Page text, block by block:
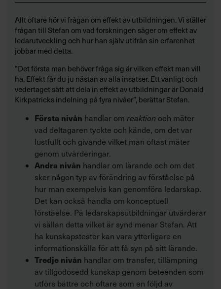
Allt oftare hör vi frågan om effekt av utbildningen. Vi ställer
frågan till Stefan om vad forskningen säger om effekt av
ledarutveckling och hur han själv utifrån sin erfarenhet
jobbar med detta.
”Det första man behöver fråga sig är vilken effekt man vill
ha. Effekt får du ju nästan av alla insatser. Ett vanligt och
vedertaget sätt att dela in effekt av utbildningar är Donald
Kirkpatricks indelning på fyra nivåer”, berättar Stefan.
Första nivån handlar om reaktion och mäter
vad deltagaren tyckte och kände, om det var
lustfullt och givande vilket man oftast mäter
genom utvärderingar.
Andra nivån handlar om lärande och om det
sker någon typ av förändring av förståelse på
hur man exempelvis kan genomföra ledarskap.
Det kan också handla om konceptuell
förståelse. På ledarskapsutbildningar utvärderar
vi sällan detta vilket är synd menar Stefan. Att
ha kunskapstester kan vara ytterligare en
informationskälla för att få syn på sitt lärande.
Tredje nivån handlar om transfer, tillämpning
av tillgodosedd kunskap genom beteenden som
utförs bättre och oftare som en följd av